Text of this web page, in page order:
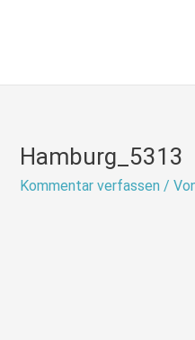
Hamburg_5313
Kommentar verfassen /